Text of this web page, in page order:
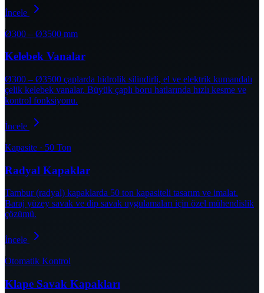
İncele
Ø300 – Ø3500 mm
Kelebek Vanalar
Ø300 – Ø3500 çaplarda hidrolik silindirli, el ve elektrik kumandalı
çelik kelebek vanalar. Büyük çaplı boru hatlarında hızlı kesme ve
kontrol fonksiyonu.
İncele
Kapasite · 50 Ton
Radyal Kapaklar
Tambur (radyal) kapaklarda 50 ton kapasiteli tasarım ve imalat.
Baraj yüzey savak ve dip savak uygulamaları için özel mühendislik
çözümü.
İncele
Otomatik Kontrol
Klape Savak Kapakları